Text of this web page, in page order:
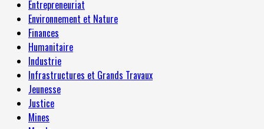
Entrepreneuriat
Environnement et Nature
Finances
Humanitaire
Industrie
Infrastructures et Grands Travaux
Jeunesse
Justice
Mines